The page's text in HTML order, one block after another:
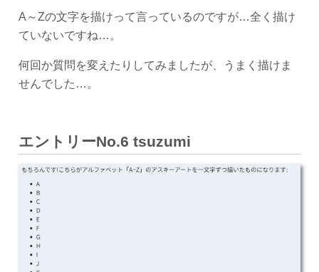
A～Zの文字を描けって言っているのですが…全く描け
ていないですね…。
何回か質問を変えたりしてみましたが、うまく描けま
せんでした…。
エントリーNo.6 tsuzumi